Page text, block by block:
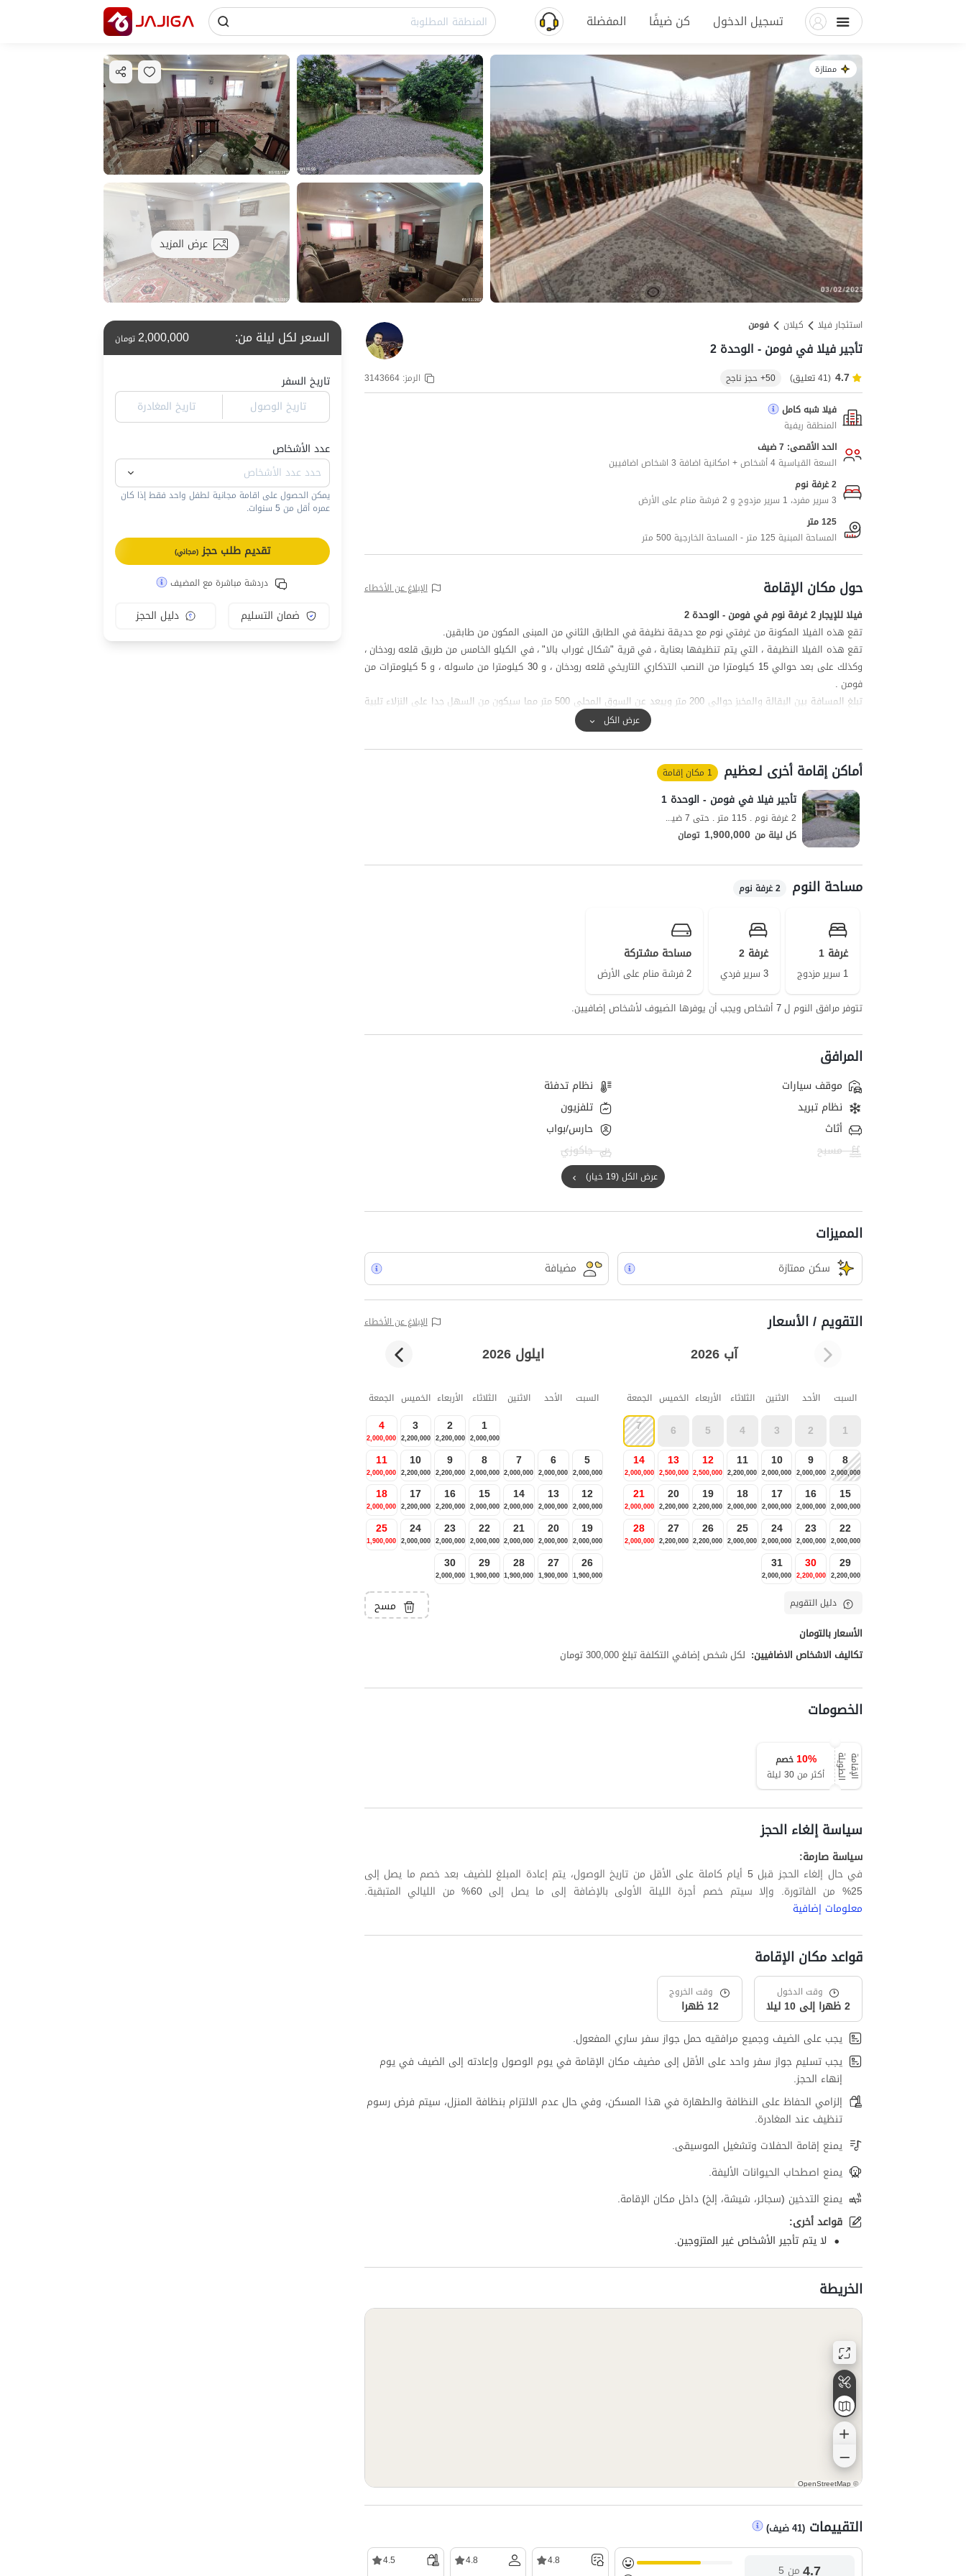
تسجيل الدخول كن ضيفًا المفضلة
ممتازة
عرض المزيد
استئجار فيلا کیلان فومن
تأجير فيلا في فومن - الوحدة 2
4.7 (41 تعليق) 50+ حجز ناجح الرمز:3143664
فيلا شبه كامل
المنطقة ريفية
الحد الأقصى: 7 ضيف
السعة القياسية 4 أشخاص + امكانية اضافة 3 اشخاص اضافيين
2 غرفة نوم
3 سرير مفرد، 1 سرير مزدوج و 2 فرشة منام على الأرض
125 متر
المساحة المبنية 125 متر - المساحة الخارجية 500 متر
حول مكان الإقامة الإبلاغ عن الأخطاء
فيلا للإيجار 2 غرفة نوم في فومن - الوحدة 2
تقع هذه الفيلا المكونة من غرفتي نوم مع حديقة نظيفة في الطابق الثاني من المبنى المكون من طابقين.
تقع هذه الفيلا النظيفة ، التي يتم تنظيفها بعناية ، في قرية "شكال غوراب بالا" ، في الكيلو الخامس من طريق قلعه رودخان ،
وكذلك على بعد حوالي 15 كيلومترا من النصب التذكاري التاريخي قلعه رودخان ، و 30 كيلومترا من ماسوله ، و 5 كيلومترات من
فومن .
تبلغ المسافة بين البقالة والمخبز حوالي 200 متر ويبعد عن السوق المحلي 500 متر مما سيكون من السهل جدا على النزلاء تلبية
احتياجاتهم اليومية. الفيلا مرخصة أيضا من قبل هيئة التراث الثقافي والسياحة.
عرض الكل
أماكن إقامة أخرى لـعظیم 1 مكان إقامة
تأجير فيلا في فومن - الوحدة 1
2 غرفة نوم . 115 متر . حتى 7 ضيف
كل ليلة من 1,900,000 تومان
مساحة النوم 2 غرفة نوم
غرفة 1
1 سرير مزدوج
غرفة 2
3 سرير فردي
مساحة مشتركة
2 فرشة منام على الأرض
تتوفر مرافق النوم ل 7 أشخاص ويجب أن يوفرها الضيوف لأشخاص إضافيين.
المرافق
موقف سيارات
نظام تدفئة
نظام تبريد
تلفزيون
أثاث
حارس/بواب
مسبح
جاكوزي
عرض الكل (19 خيار)
المميزات
سکن ممتازة مضيافة
التقويم / الأسعار الإبلاغ عن الأخطاء
آب 2026 ايلول 2026
السبت الأحد الاثنين الثلاثاء الأربعاء الخميس الجمعة
1
2
3
4
5
6
7
8
2,000,000
9
2,000,000
10
2,000,000
11
2,200,000
12
2,500,000
13
2,500,000
14
2,000,000
15
2,000,000
16
2,000,000
17
2,000,000
18
2,000,000
19
2,200,000
20
2,200,000
21
2,000,000
22
2,000,000
23
2,000,000
24
2,000,000
25
2,000,000
26
2,200,000
27
2,200,000
28
2,000,000
29
2,200,000
30
2,200,000
31
2,000,000
السبت الأحد الاثنين الثلاثاء الأربعاء الخميس الجمعة
1
2,000,000
2
2,200,000
3
2,200,000
4
2,000,000
5
2,000,000
6
2,000,000
7
2,000,000
8
2,000,000
9
2,200,000
10
2,200,000
11
2,000,000
12
2,000,000
13
2,000,000
14
2,000,000
15
2,000,000
16
2,200,000
17
2,200,000
18
2,000,000
19
2,000,000
20
2,000,000
21
2,000,000
22
2,000,000
23
2,000,000
24
2,000,000
25
1,900,000
26
1,900,000
27
1,900,000
28
1,900,000
29
1,900,000
30
2,000,000
دليل التقويم مسح
الأسعار بالتومان
تكاليف الاشخاص الاضافيين: لكل شخص إضافي التكلفة تبلغ 300,000 تومان
الخصومات
ا
ل
إ
ق
ا
م
ة
ا
ل
ط
و
ي
لة 10%
خصم
أكثر من 30 ليلة
سياسة إلغاء الحجز
سياسة صارمة:
في حال إلغاء الحجز قبل 5 أيام كاملة على الأقل من تاريخ الوصول، يتم إعادة المبلغ للضيف بعد خصم ما يصل إلى
25% من الفاتورة. وإلا سيتم خصم أجرة الليلة الأولى بالإضافة إلى ما يصل إلى 60% من الليالي المتبقية.
معلومات إضافية
قواعد مكان الإقامة
وقت الدخول
2 ظهرا إلى 10 ليلا
وقت الخروج
12 ظهرا
يجب على الضيف وجميع مرافقيه حمل جواز سفر ساري المفعول.
يجب تسليم جواز سفر واحد على الأقل إلى مضيف مكان الإقامة في يوم الوصول وإعادته إلى الضيف في يوم
إنهاء الحجز.
إلزامي الحفاظ على النظافة والطهارة في هذا المسكن، وفي حال عدم الالتزام بنظافة المنزل، سيتم فرض رسوم
تنظيف عند المغادرة.
يمنع إقامة الحفلات وتشغيل الموسيقى.
يمنع اصطحاب الحيوانات الأليفة.
يمنع التدخين (سجائر، شيشة، إلخ) داخل مكان الإقامة.
قواعد أخرى:
لا يتم تأجير الأشخاص غير المتزوجين.
الخريطة
©
OpenStreetMap
التقييمات (
41ضيف)
من 5
4.8
4.8
4.5
السعر لكل ليلة من:
2,000,000تومان
تاريخ السفر
تاريخ الوصول
تاريخ المغادرة
عدد الأشخاص
يمكن الحصول على اقامة مجانية لطفل واحد فقط إذا كان
عمره أقل من 5 سنوات.
تقديم طلب حجز(مجاني)
دردشة مباشرة مع المضيف
ضمان التسليم دليل الحجز